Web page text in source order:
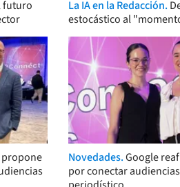
futuro
La IA en la Redacción.
estocástico al
propone
Novedades.Google
por conectar